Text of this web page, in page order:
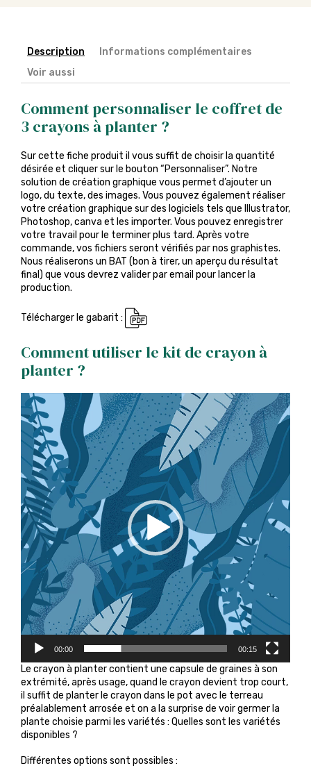
Description
Informations complémentaires
Voir aussi
Comment personnaliser le coffret de
3 crayons à planter ?
Sur cette fiche produit il vous suffit de choisir la quantité
désirée et cliquer sur le bouton “Personnaliser”. Notre
solution de création graphique vous permet d’ajouter un
logo, du texte, des images. Vous pouvez également réaliser
votre création graphique sur des logiciels tels que Illustrator,
Photoshop, canva et les importer. Vous pouvez enregistrer
votre travail pour le terminer plus tard. Après votre
commande, vos fichiers seront vérifiés par nos graphistes.
Nous réaliserons un BAT (bon à tirer, un aperçu du résultat
final) que vous devrez valider par email pour lancer la
production.
Télécharger le gabarit :
Comment utiliser le kit de crayon à
planter ?
Lecteur
vidéo
00:00 00:15
Le crayon à planter contient une capsule de graines à son
extrémité, après usage, quand le crayon devient trop court,
il suffit de planter le crayon dans le pot avec le terreau
préalablement arrosée et on a la surprise de voir germer la
plante choisie parmi les variétés : Quelles sont les variétés
disponibles ?
Différentes options sont possibles :